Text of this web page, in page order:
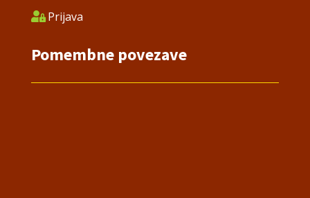
Prijava
Pomembne povezave